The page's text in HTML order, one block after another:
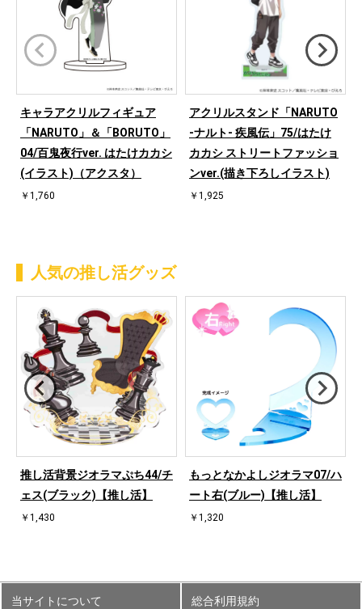
キャラアクリルフィギュア
「NARUTO」＆「BORUTO」
04/百鬼夜行ver. はたけカカシ
(イラスト)（アクスタ）
￥1,760
アクリルスタンド「NARUTO
-ナルト- 疾風伝」75/はたけ
カカシ ストリートファッショ
ンver.(描き下ろしイラスト)
￥1,925
人気の推し活グッズ
推し活背景ジオラマぷち44/チ
ェス(ブラック)【推し活】
￥1,430
もっとなかよしジオラマ07/ハ
ート右(ブルー)【推し活】
￥1,320
当サイトについて 総合利用規約